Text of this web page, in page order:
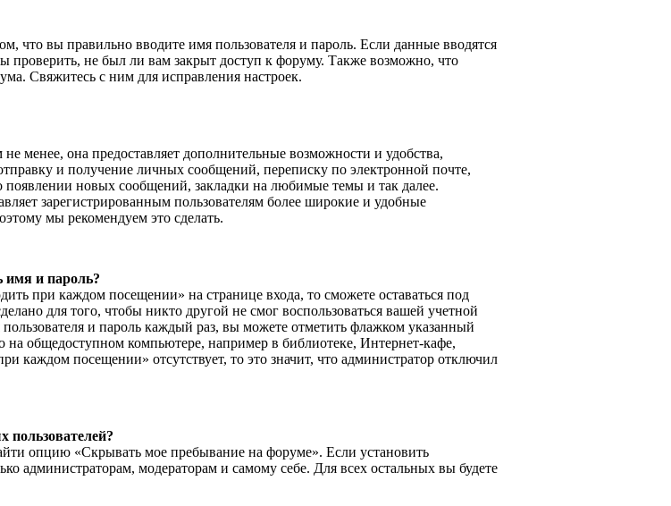
что вы правильно вводите имя пользователя и пароль. Если данные вводятся
проверить, не был ли вам закрыт доступ к форуму. Также возможно, что
Свяжитесь с ним для исправления настроек.
менее, она предоставляет дополнительные возможности и удобства,
и получение личных сообщений, переписку по электронной почте,
новых сообщений, закладки на любимые темы и так далее.
зарегистрированным пользователям более широкие и удобные
мы рекомендуем это сделать.
имя и пароль?
при каждом посещении» на странице входа, то сможете оставаться под
для того, чтобы никто другой не смог воспользоваться вашей учетной
и пароль каждый раз, вы можете отметить флажком указанный
на общедоступном компьютере, например в библиотеке, Интернет-кафе,
каждом посещении» отсутствует, то это значит, что администратор отключил
пользователей?
опцию «Скрывать мое пребывание на форуме». Если установить
администраторам, модераторам и самому себе. Для всех остальных вы будете